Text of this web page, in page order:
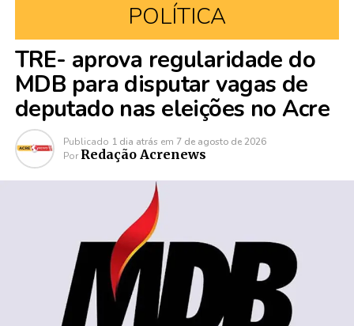
POLÍTICA
TRE- aprova regularidade do
MDB para disputar vagas de
deputado nas eleições no Acre
Publicado 1 dia atrás em 7 de agosto de 2026
Por Redação Acrenews